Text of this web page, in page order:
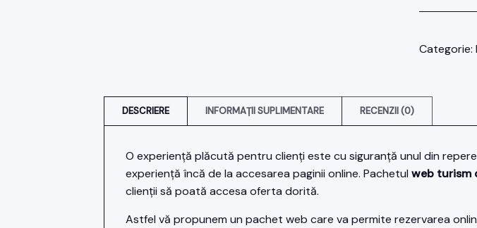
Categorie:
DESCRIERE INFORMAȚII SUPLIMENTARE RECENZII (0)
O experiență plăcută pentru clienți este cu siguranță unul din
experiență încă de la accesarea paginii online. Pachetul web turism
clienții să poată accesa oferta dorită.
Astfel vă propunem un pachet web care va permite rezervarea